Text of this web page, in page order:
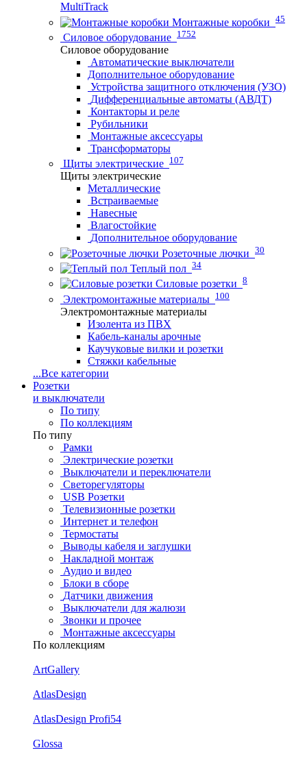
MultiTrack
Монтажные коробки 45
Силовое оборудование 1752
Силовое оборудование
Автоматические выключатели
Дополнительное оборудование
Устройства защитного отключения (УЗО)
Дифференциальные автоматы (АВДТ)
Контакторы и реле
Рубильники
Монтажные аксессуары
Трансформаторы
Щиты электрические 107
Щиты электрические
Металлические
Встраиваемые
Навесные
Влагостойкие
Дополнительное оборудование
Розеточные лючки 30
Теплый пол 34
Силовые розетки 8
Электромонтажные материалы 100
Электромонтажные материалы
Изолента из ПВХ
Кабель-каналы арочные
Каучуковые вилки и розетки
Стяжки кабельные
...Все категории
Розетки
и выключатели
По типу
По коллекциям
По типу
Рамки
Электрические розетки
Выключатели и переключатели
Светорегуляторы
USB Розетки
Телевизионные розетки
Интернет и телефон
Термостаты
Выводы кабеля и заглушки
Накладной монтаж
Аудио и видео
Блоки в сборе
Датчики движения
Выключатели для жалюзи
Звонки и прочее
Монтажные аксессуары
По коллекциям
ArtGallery
AtlasDesign
AtlasDesign Profi54
Glossa